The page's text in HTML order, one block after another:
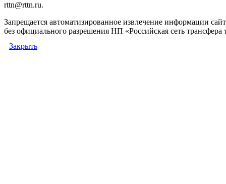
rttn@rttn.ru.
Запрещается автоматизированное извлечение информации
без официального разрешения НП «Российская сеть трансфера
Закрыть